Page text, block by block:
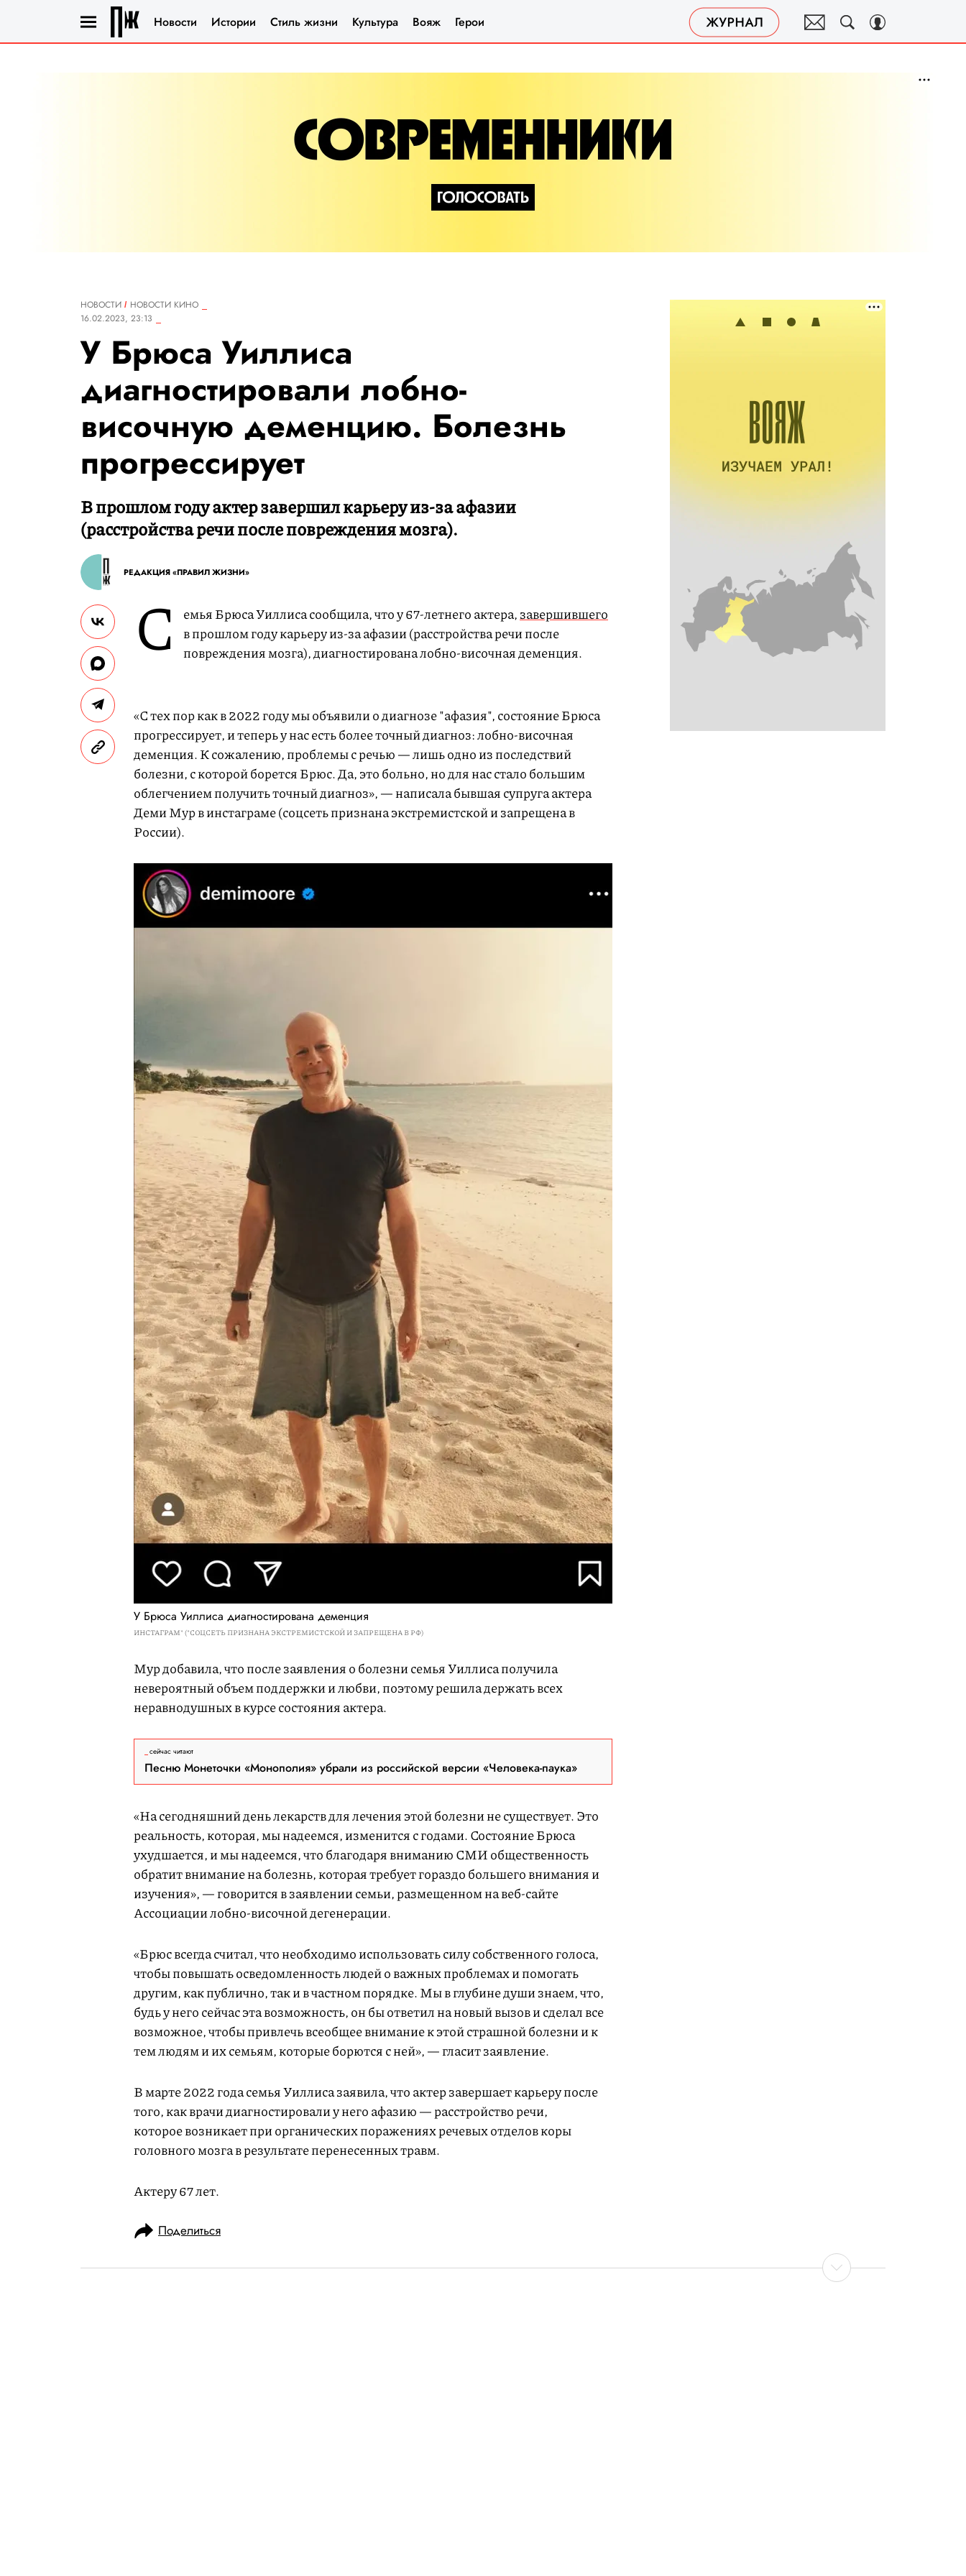
Новости Истории Стиль жизни Культура Вояж Герои
НОВОСТИ
НОВОСТИ КИНО
16.02.2023, 23:13
У Брюса Уиллиса
диагностировали лобно-
височную деменцию. Болезнь
прогрессирует
В прошлом году актер завершил карьеру из-за афазии
(расстройства речи после повреждения мозга).
РЕДАКЦИЯ «ПРАВИЛ ЖИЗНИ»
С емья Брюса Уиллиса сообщила, что у 67-летнего актера,завершившего
в прошлом году карьеру из-за афазии (расстройства речи после
повреждения мозга), диагностирована лобно-височная деменция.
«С тех пор как в 2022 году мы объявили о диагнозе "афазия", состояние Брюса
прогрессирует, и теперь у нас есть более точный диагноз: лобно-височная
деменция. К сожалению, проблемы с речью — лишь одно из последствий
болезни, с которой борется Брюс. Да, это больно, но для нас стало большим
облегчением получить точный диагноз», — написала бывшая супруга актера
Деми Мур в инстаграме (соцсеть признана экстремистской и запрещена в
России).
У Брюса Уиллиса диагностирована деменция
ИНСТАГРАМ* (*СОЦСЕТЬ ПРИЗНАНА ЭКСТРЕМИСТСКОЙ И ЗАПРЕЩЕНА В РФ)
Мур добавила, что после заявления о болезни семья Уиллиса получила
невероятный объем поддержки и любви, поэтому решила держать всех
неравнодушных в курсе состояния актера.
сейчас читают
Песню Монеточки «Монополия» убрали из российской версии «Человека-паука»
«На сегодняшний день лекарств для лечения этой болезни не существует. Это
реальность, которая, мы надеемся, изменится с годами. Состояние Брюса
ухудшается, и мы надеемся, что благодаря вниманию СМИ общественность
обратит внимание на болезнь, которая требует гораздо большего внимания и
изучения», — говорится в заявлении семьи, размещенном на веб-сайте
Ассоциации лобно-височной дегенерации.
«Брюс всегда считал, что необходимо использовать силу собственного голоса,
чтобы повышать осведомленность людей о важных проблемах и помогать
другим, как публично, так и в частном порядке. Мы в глубине души знаем, что,
будь у него сейчас эта возможность, он бы ответил на новый вызов и сделал все
возможное, чтобы привлечь всеобщее внимание к этой страшной болезни и к
тем людям и их семьям, которые борются с ней», — гласит заявление.
В марте 2022 года семья Уиллиса заявила, что актер завершает карьеру после
того, как врачи диагностировали у него афазию — расстройство речи,
которое возникает при органических поражениях речевых отделов коры
головного мозга в результате перенесенных травм.
Актеру 67 лет.
Поделиться